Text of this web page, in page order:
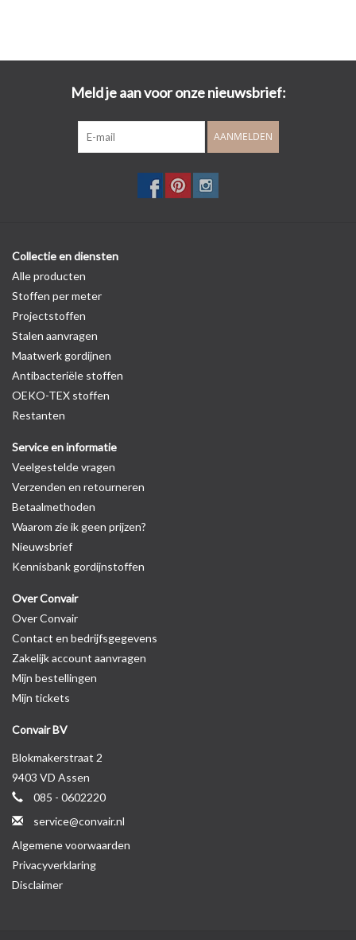
Meld je aan voor onze nieuwsbrief:
AANMELDEN
Collectie en diensten
Alle producten
Stoffen per meter
Projectstoffen
Stalen aanvragen
Maatwerk gordijnen
Antibacteriële stoffen
OEKO-TEX stoffen
Restanten
Service en informatie
Veelgestelde vragen
Verzenden en retourneren
Betaalmethoden
Waarom zie ik geen prijzen?
Nieuwsbrief
Kennisbank gordijnstoffen
Over Convair
Over Convair
Contact en bedrijfsgegevens
Zakelijk account aanvragen
Mijn bestellingen
Mijn tickets
Convair BV
Blokmakerstraat 2
9403 VD Assen
085 - 0602220
service@convair.nl
Algemene voorwaarden
Privacyverklaring
Disclaimer